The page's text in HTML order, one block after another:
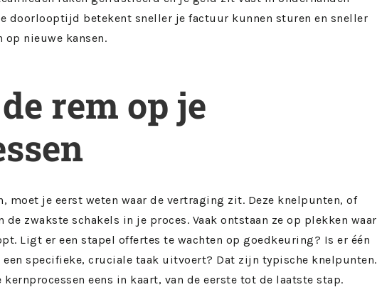
doorlooptijd betekent sneller je factuur kunnen sturen en sneller
op nieuwe kansen.
rem op je
moet je eerst weten waar de vertraging zit. Deze knelpunten, of
zwakste schakels in je proces. Vaak ontstaan ze op plekken waar
Ligt er een stapel offertes te wachten op goedkeuring? Is er één
een specifieke, cruciale taak uitvoert? Dat zijn typische knelpunten.
kernprocessen eens in kaart, van de eerste tot de laatste stap.